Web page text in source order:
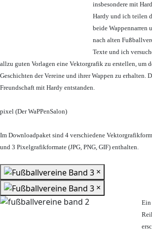
insbesondere mit
Hardy und ich teilen
beide Wappennarren
nach alten
Texte und ich
allzu guten Vorlagen eine Vektorgrafik zu erstellen, um
Geschichten der Vereine und ihrer Wappen zu erhalten.
Freundschaft mit Hardy entstanden.
pixel (Der WaPPenSalon)
Im Downloadpaket sind 4 verschiedene
und 3 Pixelgrafikformate (JPG, PNG, GIF) enthalten.
×
×
Ein